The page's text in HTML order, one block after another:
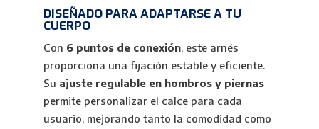
DISEÑADO PARA ADAPTARSE A TU
CUERPO
Con 6 puntos de conexión, este arnés
proporciona una fijación estable y eficiente.
Su ajuste regulable en hombros y piernas
permite personalizar el calce para cada
usuario, mejorando tanto la comodidad como